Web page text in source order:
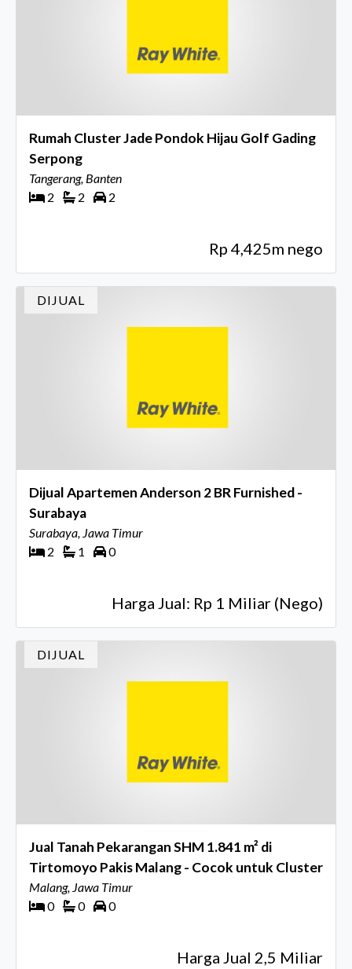
Rumah Cluster Jade Pondok Hijau Golf Gading
Serpong
Tangerang, Banten
2
2 2
Rp 4,425m nego
DIJUAL
Dijual Apartemen Anderson 2 BR Furnished -
Surabaya
Surabaya, Jawa Timur
2
1 0
Harga Jual: Rp 1 Miliar (Nego)
DIJUAL
Jual Tanah Pekarangan SHM 1.841 m² di
Tirtomoyo Pakis Malang - Cocok untuk Cluster
Malang, Jawa Timur
0
0 0
Harga Jual 2,5 Miliar